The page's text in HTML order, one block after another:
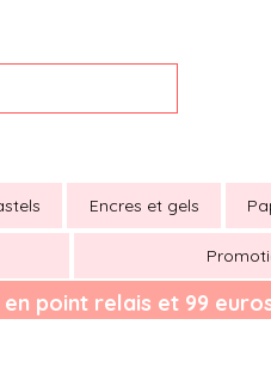
Encres et gels
point relais et 99